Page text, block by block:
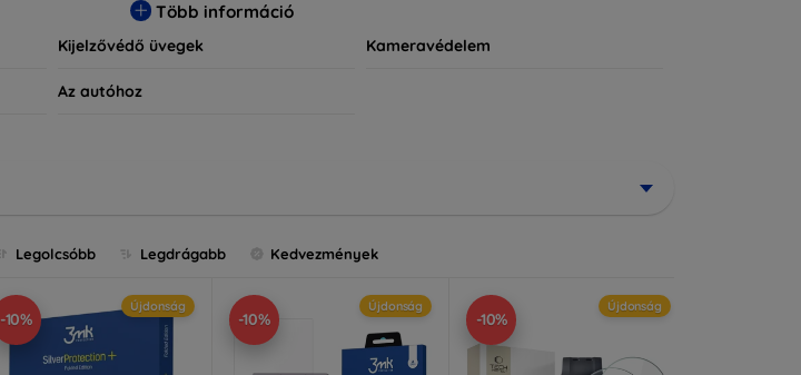
Több információ
Kijelzővédő üvegek Kameravédelem
Az autóhoz
Legolcsóbb Legdrágabb Kedvezmények
-10%
Újdonság
-10%
Újdonság
-10%
Újdonság